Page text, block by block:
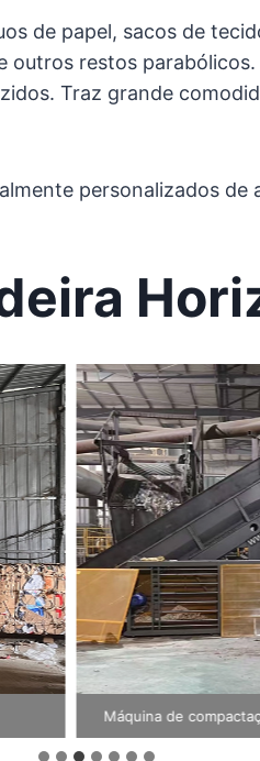
de papel, sacos de
restos
Traz grande
personalizados de
Máquina de compactação de palha